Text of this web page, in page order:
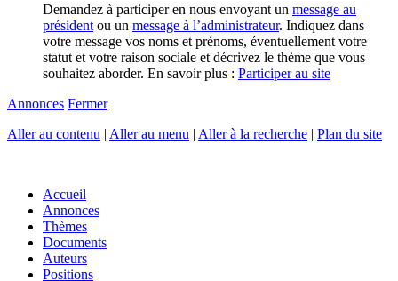
Demandez à participer en nous envoyant un message au
président ou un message à l’administrateur. Indiquez dans
votre message vos noms et prénoms, éventuellement votre
statut et votre raison sociale et décrivez le thème que vous
souhaitez aborder. En savoir plus : Participer au site
Annonces Fermer
Aller au contenu | Aller au menu | Aller à la recherche | Plan du site
Accueil
Annonces
Thèmes
Documents
Auteurs
Positions